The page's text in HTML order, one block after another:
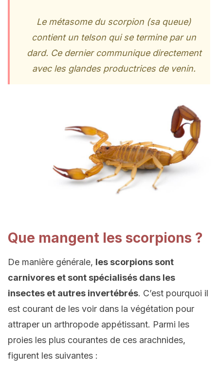
Le métasome du scorpion (sa queue)
contient un telson qui se termine par un
dard. Ce dernier communique directement
avec les glandes productrices de venin.
Que mangent les scorpions ?
De manière générale, les scorpions sont
carnivores et sont spécialisés dans les
insectes et autres invertébrés. C’est pourquoi il
est courant de les voir dans la végétation pour
attraper un arthropode appétissant. Parmi les
proies les plus courantes de ces arachnides,
figurent les suivantes :